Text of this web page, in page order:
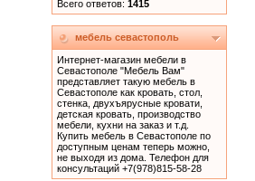
Всего ответов: 1415
мебель севастополь
Интернет-магазин мебели в
Севастополе "Мебель Вам"
представляет такую мебель в
Севастополе как кровать, cтол,
стенка, двухъярусные кровати,
детская кровать, производство
мебели, кухни на заказ и т.д.
Купить мебель в Севастополе по
доступным ценам теперь можно,
не выходя из дома. Телефон для
консультаций +7(978)815-58-28